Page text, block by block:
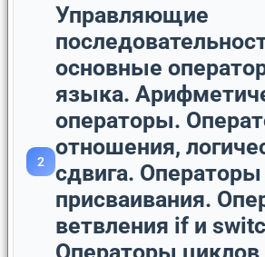
2
Управляющие
основные
языка.
операторы.
отношения,
сдвига. Операторы
присваивания.
ветвления if и